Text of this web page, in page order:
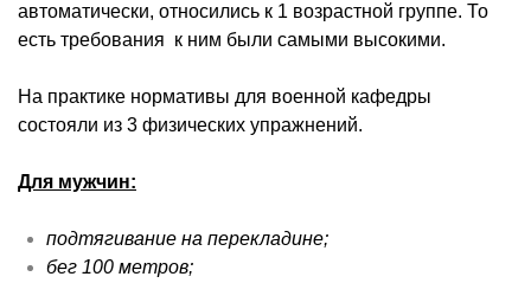
автоматически, относились к 1 возрастной группе. То
есть требования к ним были самыми высокими.
На практике нормативы для военной кафедры
состояли из 3 физических упражнений.
Для мужчин:
подтягивание на перекладине;
бег 100 метров;